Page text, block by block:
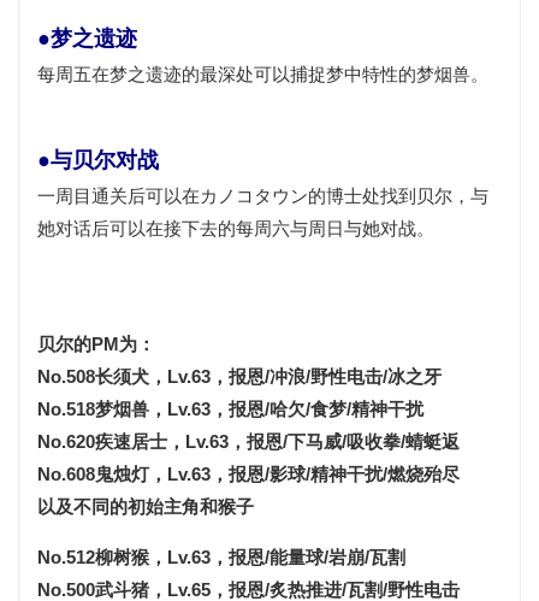
●梦之遗迹
每周五在梦之遗迹的最深处可以捕捉梦中特性的梦烟兽。
●与贝尔对战
一周目通关后可以在カノコタウン的博士处找到贝尔，与
她对话后可以在接下去的每周六与周日与她对战。
贝尔的PM为：
No.508长须犬，Lv.63，报恩/冲浪/野性电击/冰之牙
No.518梦烟兽，Lv.63，报恩/哈欠/食梦/精神干扰
No.620疾速居士，Lv.63，报恩/下马威/吸收拳/蜻蜓返
No.608鬼烛灯，Lv.63，报恩/影球/精神干扰/燃烧殆尽
以及不同的初始主角和猴子
No.512柳树猴，Lv.63，报恩/能量球/岩崩/瓦割
No.500武斗猪，Lv.65，报恩/炙热推进/瓦割/野性电击